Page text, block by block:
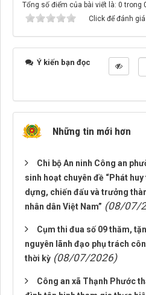
Tổng số điểm của bài viết là: 0 trong
Click để đánh
Ý kiến bạn đọc
Những tin mới hơn
Chi bộ An ninh Công an
sinh hoạt chuyên đề “Phát
dựng, chiến đấu và trưởng
nhân dân Việt Nam” (08/07/
Cụm thi đua số 09 thăm,
nguyên lãnh đạo phụ trách
thời kỳ (08/07/2026)
Công an xã Thạnh Phước